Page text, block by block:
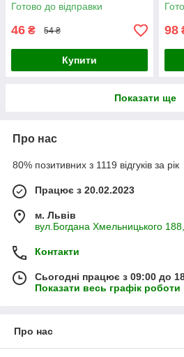
Готово до відправки
46 ₴ 54 ₴
Купити
98
Показати ще
Про нас
80% позитивних з 1119 відгуків за рік
Працює з 20.02.2023
м. Львів
вул.Богдана Хмельницького 188,
Контакти
Сьогодні працює з 09:00 до
Показати весь графік роботи
Про нас